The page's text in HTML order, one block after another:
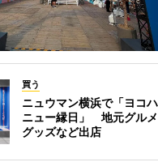
買う
ニュウマン横浜で「ヨコ
ニュー縁日」 地元グルメ
グッズなど出店